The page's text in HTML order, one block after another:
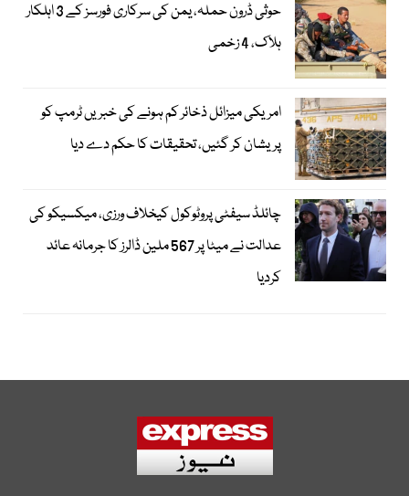
حوثی ڈرون حملہ، یمن کی سرکاری فورسز کے 3 اہلکار
ہلاک، 4 زخمی
امریکی میزائل ذخائر کم ہونے کی خبریں ٹرمپ کو
پریشان کر گئیں، تحقیقات کا حکم دے دیا
چائلڈ سیفٹی پروٹوکول کیخلاف ورزی، میکسیکو کی
عدالت نے میٹا پر 567 ملین ڈالرز کا جرمانہ عائد
کردیا